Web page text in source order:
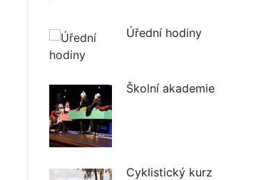
Úřední hodiny
Školní akademie
Cyklistický kurz